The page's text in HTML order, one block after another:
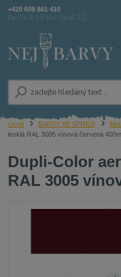
+420 608 861 410
Po-Pá 8-16 hod (So 8-12)
Úvod BARVY VE SPREJI
lesklá RAL 3005 vínová červená
Dupli-Color
RAL 3005